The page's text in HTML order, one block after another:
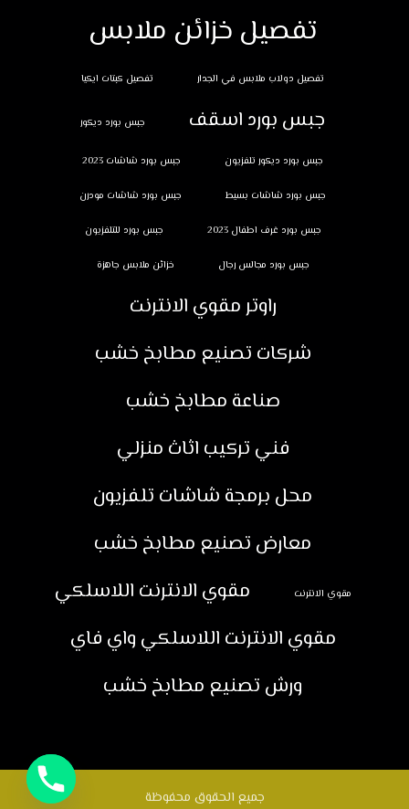
تفصيل خزائن ملابس
تفصيل دولاب ملابس في الجدار تفصيل كبتات ايكيا
جبس بورد اسقف جبس بورد ديكور
جبس بورد ديكور تلفزيون جبس بورد شاشات 2023
جبس بورد شاشات بسيط جبس بورد شاشات مودرن
جبس بورد غرف اطفال 2023 جبس بورد للتلفزيون
جبس بورد مجالس رجال خزائن ملابس جاهزة
راوتر مقوي الانترنت
شركات تصنيع مطابخ خشب
صناعة مطابخ خشب
فني تركيب اثاث منزلي
محل برمجة شاشات تلفزيون
معارض تصنيع مطابخ خشب
مقوي الانترنت
مقوي الانترنت اللاسلكي
مقوي الانترنت اللاسلكي واي فاي
ورش تصنيع مطابخ خشب
جميع الحقوق محفوظة